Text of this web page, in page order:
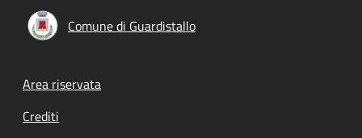
Comune di Guardistallo
Footer menu
Area riservata
Crediti